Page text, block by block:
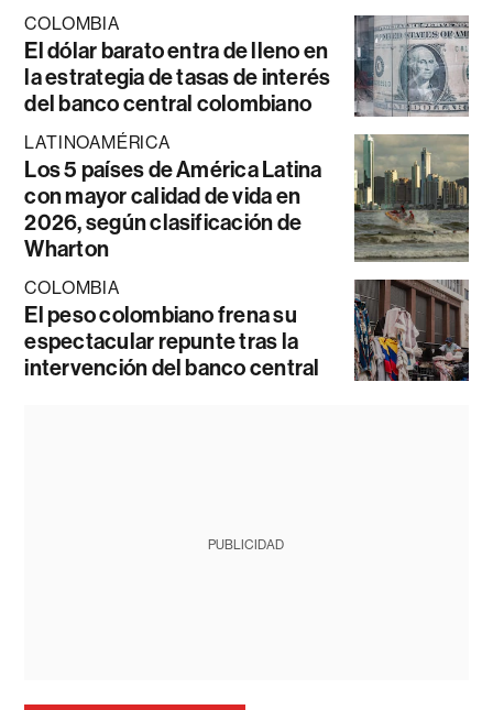
COLOMBIA
El dólar barato entra de lleno en
la estrategia de tasas de interés
del banco central colombiano
LATINOAMÉRICA
Los 5 países de América Latina
con mayor calidad de vida en
2026, según clasificación de
Wharton
COLOMBIA
El peso colombiano frena su
espectacular repunte tras la
intervención del banco central
PUBLICIDAD